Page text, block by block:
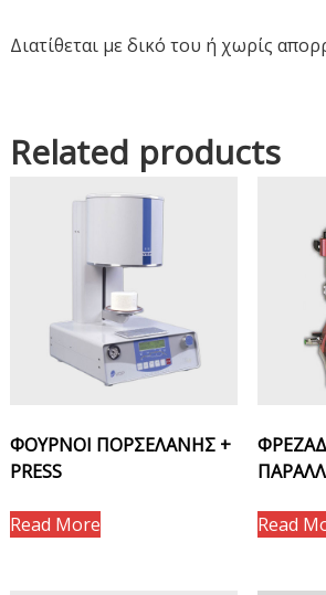
Διατίθεται με δικό του ή χωρίς
Related products
ΦΟΥΡΝΟΙ ΠΟΡΣΕΛΑΝΗΣ +
PRESS
Read More Read